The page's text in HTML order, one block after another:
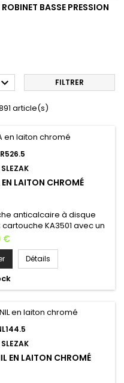
ROBINET BASSE PRESSION
 FILTRER
article(s)
LAITON CHROMÉ
anticalcaire à disque
KA3501 avec un
le dépôt du
chromé .5: pas 150
19,7 cm Profondeur:
siphon clic-clac Finitions
laiton...
€
Détails
EN LAITON CHROMÉ